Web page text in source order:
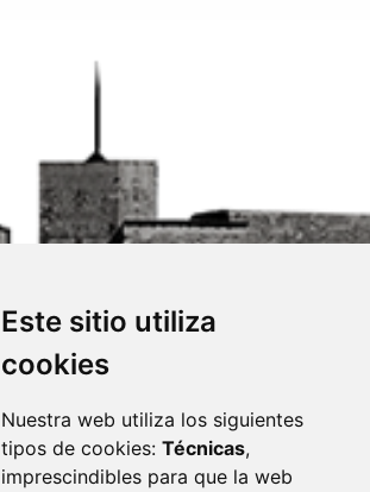
Este sitio utiliza
cookies
Nuestra web utiliza los siguientes
tipos de cookies: Técnicas,
imprescindibles para que la web